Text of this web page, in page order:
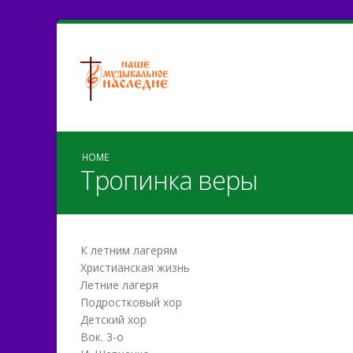
HOME
Тропинка веры
К летним лагерям
Христианская жизнь
Летние лагеря
Подростковый хор
Детский хор
Вок. 3-о